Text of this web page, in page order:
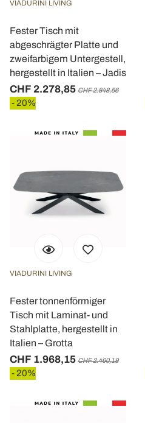
VIADURINI LIVING
Fester Tisch mit
abgeschrägter Platte und
zweifarbigem Untergestell,
hergestellt in Italien – Jadis
CHF 2.278,85 CHF 2.848,56
- 20%
VIADURINI LIVING
Fester tonnenförmiger
Tisch mit Laminat- und
Stahlplatte, hergestellt in
Italien – Grotta
CHF 1.968,15 CHF 2.460,19
- 20%